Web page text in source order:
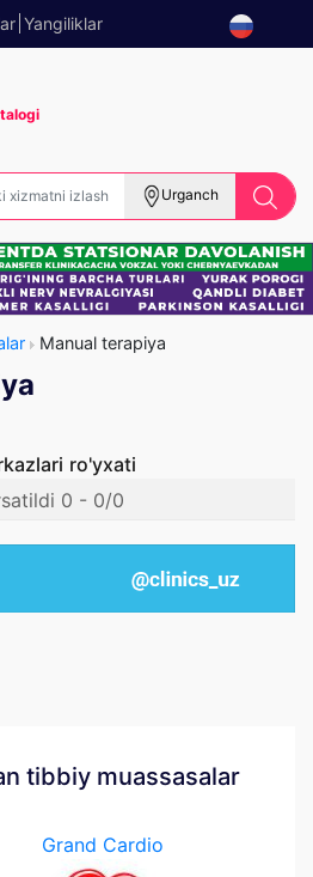
Yangiliklar
Urganch
Manual terapiya
ro'yxati
0 - 0/0
tibbiy muassasalar
Grand Cardio